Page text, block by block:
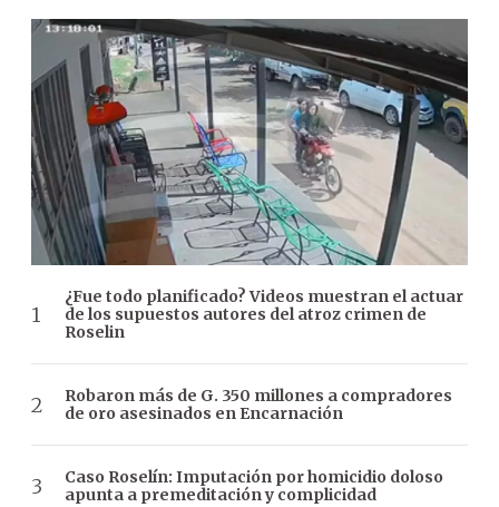
¿Fue todo planificado? Videos muestran el actuar
de los supuestos autores del atroz crimen de
Roselin
Robaron más de G. 350 millones a compradores
de oro asesinados en Encarnación
Caso Roselín: Imputación por homicidio doloso
apunta a premeditación y complicidad